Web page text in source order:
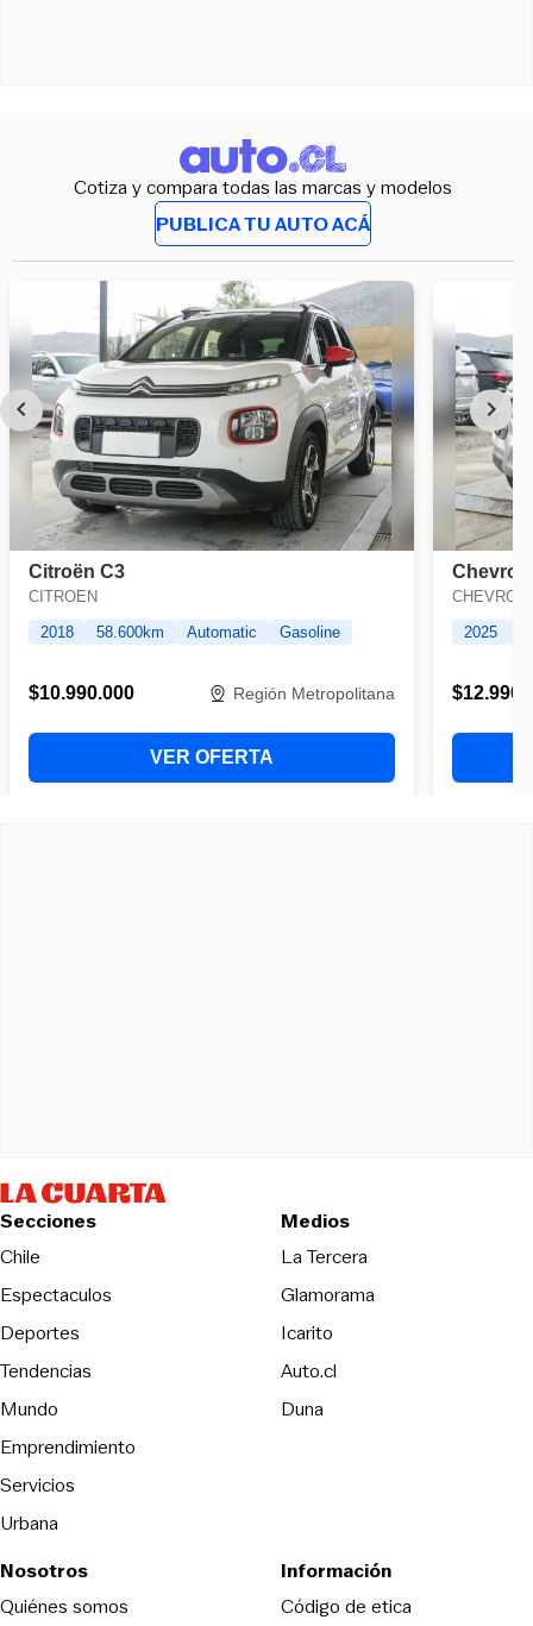
Cotiza y compara todas las marcas y modelos
PUBLICA TU AUTO ACÁ
Secciones
Chile
Espectaculos
Deportes
Tendencias
Mundo
Emprendimiento
Servicios
Urbana
Medios
La TerceraOpens in new
Glamorama
Icarito
Auto.cl
DunaOpens in new window
Nosotros
Quiénes somos
Información
Código de eticaOpens in new